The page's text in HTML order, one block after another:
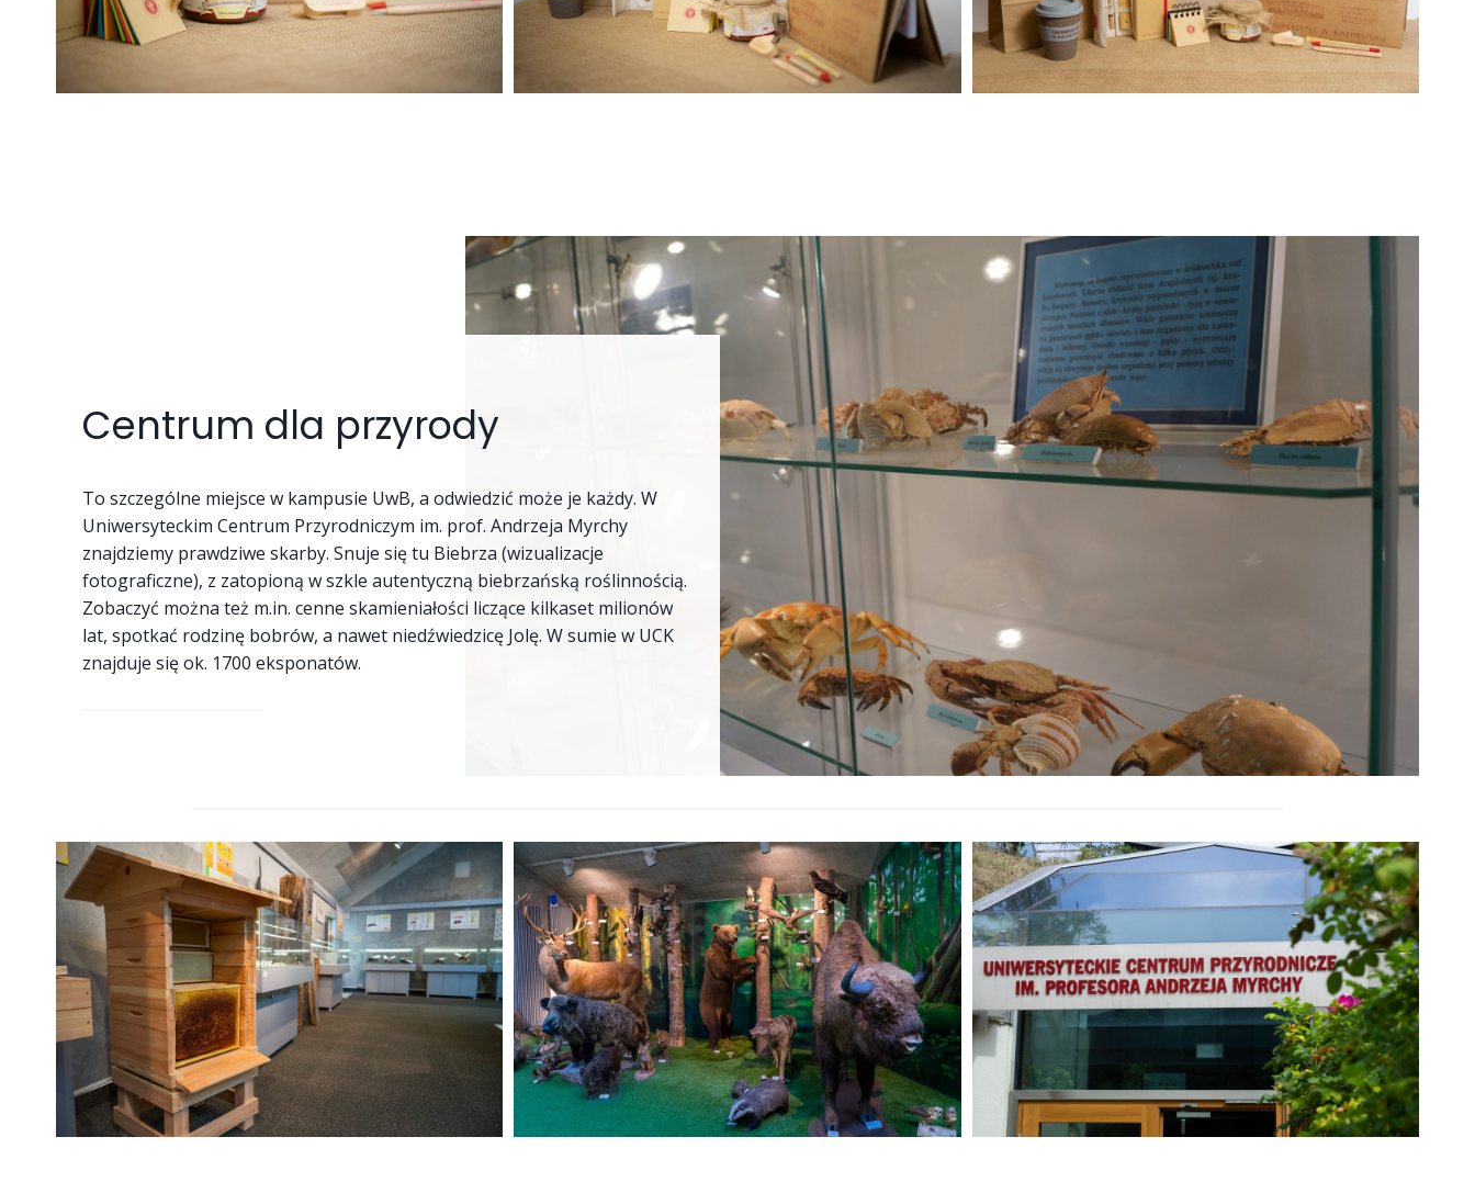
Centrum dla przyrody
To szczególne miejsce w kampusie UwB, a odwiedzić może je każdy. W
Uniwersyteckim Centrum Przyrodniczym im. prof. Andrzeja Myrchy
znajdziemy prawdziwe skarby. Snuje się tu Biebrza (wizualizacje
fotograficzne), z zatopioną w szkle autentyczną biebrzańską roślinnością.
Zobaczyć można też m.in. cenne skamieniałości liczące kilkaset milionów
lat, spotkać rodzinę bobrów, a nawet niedźwiedzicę Jolę. W sumie w UCK
znajduje się ok. 1700 eksponatów.